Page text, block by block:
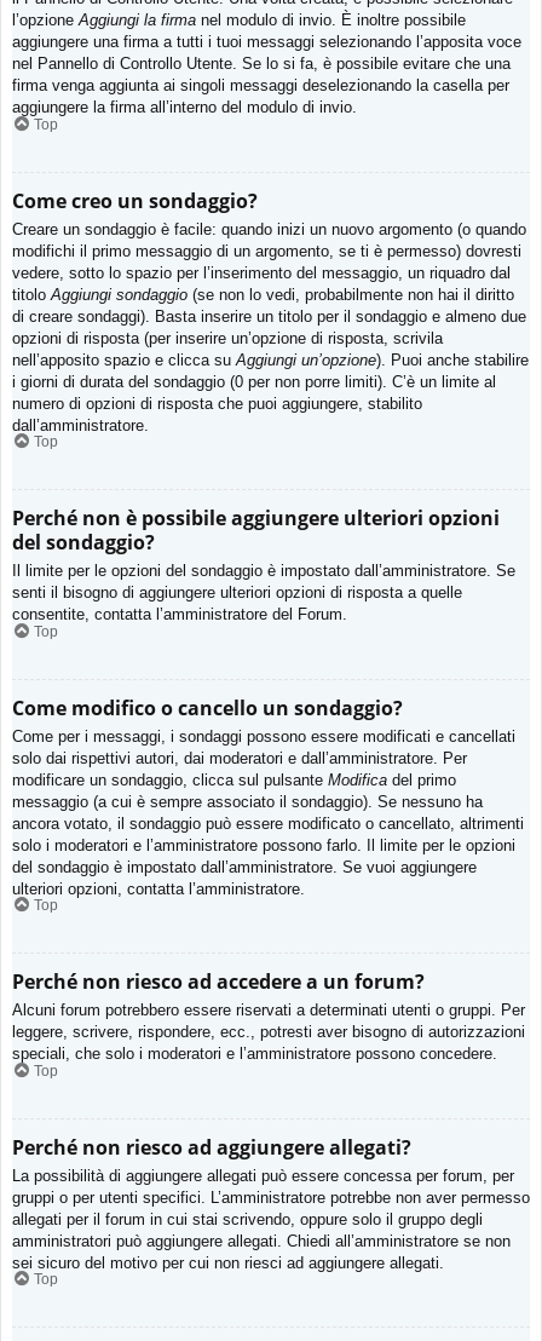
l’opzioneAggiungi la firma nel modulo di invio. È inoltre possibile
aggiungere una firma a tutti i tuoi messaggi selezionando l’apposita voce
nel Pannello di Controllo Utente. Se lo si fa, è possibile evitare che una
firma venga aggiunta ai singoli messaggi deselezionando la casella per
aggiungere la firma all’interno del modulo di invio.
Top
Come creo un sondaggio?
Creare un sondaggio è facile: quando inizi un nuovo argomento (o quando
modifichi il primo messaggio di un argomento, se ti è permesso) dovresti
vedere, sotto lo spazio per l’inserimento del messaggio, un riquadro dal
titolo Aggiungi sondaggio (se non lo vedi, probabilmente non hai il diritto
di creare sondaggi). Basta inserire un titolo per il sondaggio e almeno due
opzioni di risposta (per inserire un’opzione di risposta, scrivila
nell’apposito spazio e clicca su Aggiungi un’opzione). Puoi anche stabilire
i giorni di durata del sondaggio (0 per non porre limiti). C’è un limite al
numero di opzioni di risposta che puoi aggiungere, stabilito
dall’amministratore.
Top
Perché non è possibile aggiungere ulteriori opzioni
del sondaggio?
Il limite per le opzioni del sondaggio è impostato dall’amministratore. Se
senti il bisogno di aggiungere ulteriori opzioni di risposta a quelle
consentite, contatta l’amministratore del Forum.
Top
Come modifico o cancello un sondaggio?
Come per i messaggi, i sondaggi possono essere modificati e cancellati
solo dai rispettivi autori, dai moderatori e dall’amministratore. Per
modificare un sondaggio, clicca sul pulsante Modifica del primo
messaggio (a cui è sempre associato il sondaggio). Se nessuno ha
ancora votato, il sondaggio può essere modificato o cancellato, altrimenti
solo i moderatori e l’amministratore possono farlo. Il limite per le opzioni
del sondaggio è impostato dall’amministratore. Se vuoi aggiungere
ulteriori opzioni, contatta l’amministratore.
Top
Perché non riesco ad accedere a un forum?
Alcuni forum potrebbero essere riservati a determinati utenti o gruppi. Per
leggere, scrivere, rispondere, ecc., potresti aver bisogno di autorizzazioni
speciali, che solo i moderatori e l’amministratore possono concedere.
Top
Perché non riesco ad aggiungere allegati?
La possibilità di aggiungere allegati può essere concessa per forum, per
gruppi o per utenti specifici. L’amministratore potrebbe non aver permesso
allegati per il forum in cui stai scrivendo, oppure solo il gruppo degli
amministratori può aggiungere allegati. Chiedi all’amministratore se non
sei sicuro del motivo per cui non riesci ad aggiungere allegati.
Top